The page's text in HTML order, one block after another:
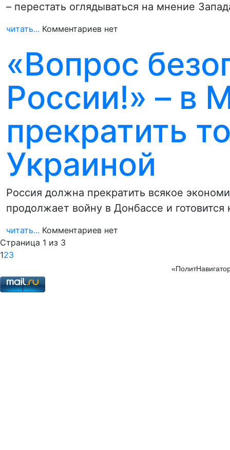
– перестать оглядываться на мнение
читать... Комментариев нет
«Вопрос
России!» – в
прекратить
Украиной
Россия должна прекратить всякое
продолжает войну в Донбассе и
читать... Комментариев нет
Страница 1 из 3
123